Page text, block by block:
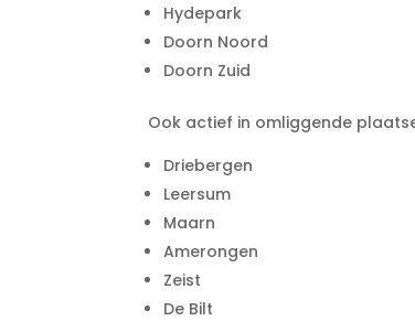
Hydepark
Doorn Noord
Doorn Zuid
Ook actief in omliggende
Driebergen
Leersum
Maarn
Amerongen
Zeist
De Bilt